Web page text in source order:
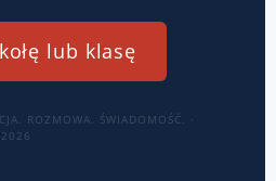
lub klasę
ROZMOWA. ŚWIADOMOŚĆ. ·
2026